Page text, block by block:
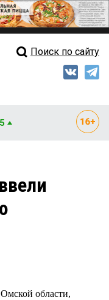
выпуск
Поиск по сайту
области,